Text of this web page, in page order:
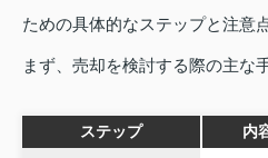
ための具体的なステップと注意
まず、売却を検討する際の主な
ステップ 内